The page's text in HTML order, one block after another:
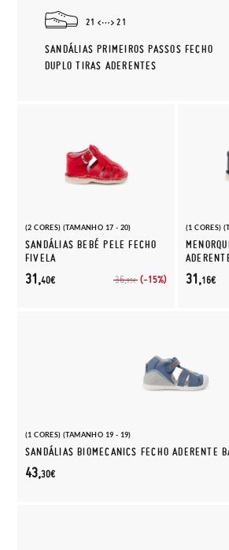
21 21
SANDÁLIAS PRIMEIROS PASSOS FECHO
DUPLO TIRAS ADERENTES
(2 CORES) (TAMANHO 17 - 20)
SANDÁLIAS BEBÉ PELE FECHO
FIVELA
36,95€ (-15%)
31,40€
(1 CORES)
31,16€
(1 CORES) (TAMANHO 19 - 19)
SANDÁLIAS BIOMECANICS FECHO ADERENTE
43,30€